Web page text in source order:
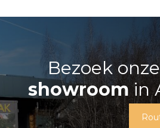
Bezoek
showroomin